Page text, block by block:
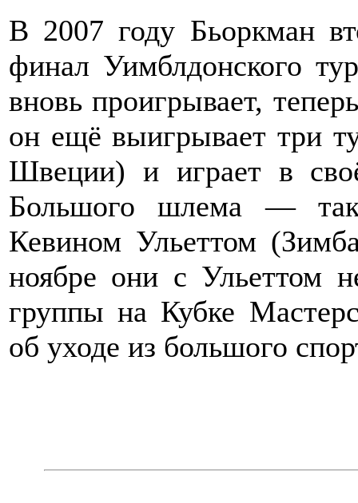
В 2007 году Бьоркман
финал Уимблдонского
вновь проигрывает,
он ещё выигрывает три
Швеции) и играет в
Большого шлема —
Кевином Ульеттом
ноябре они с Ульеттом
группы на Кубке
об уходе из большого